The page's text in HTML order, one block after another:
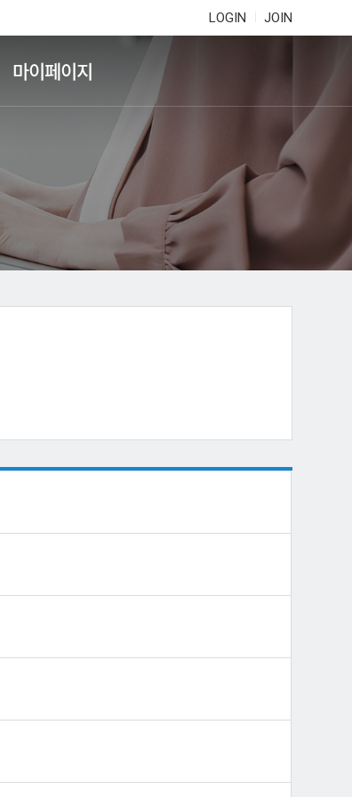
LOGIN JOIN
마이페이지